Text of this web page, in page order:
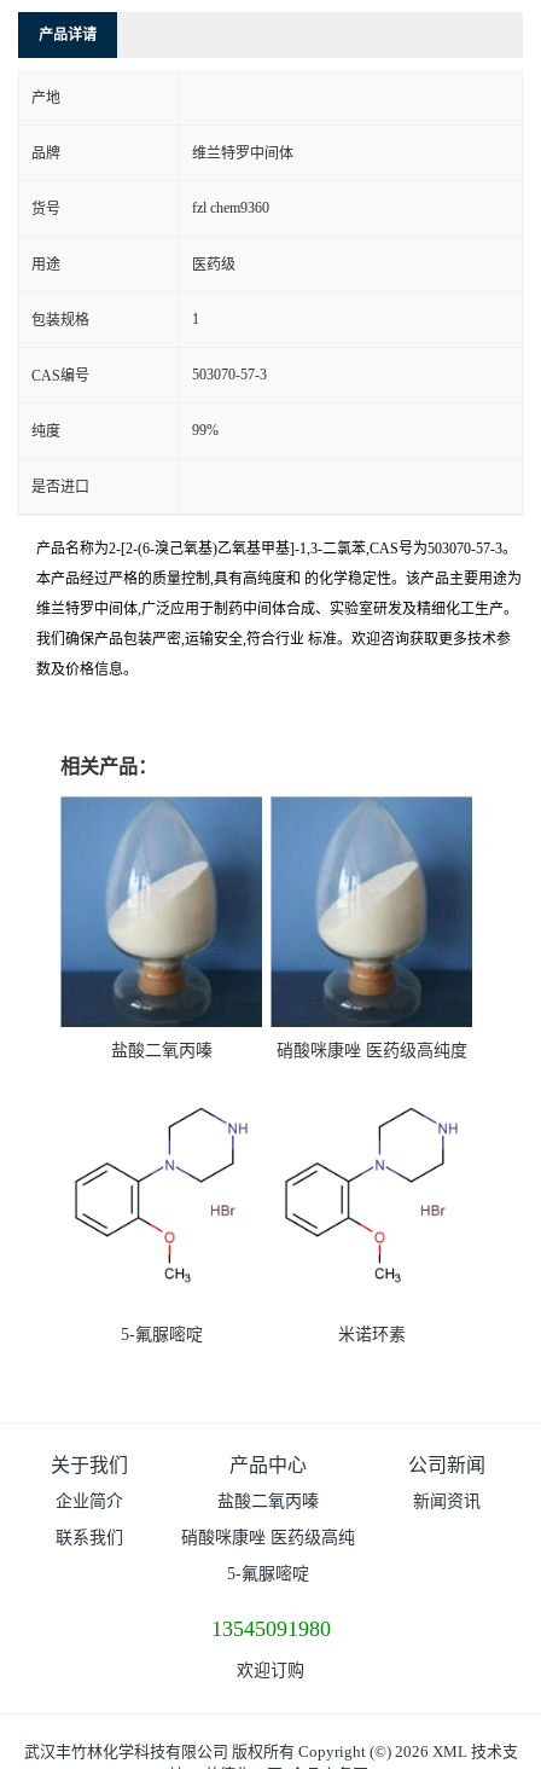
产品详请
产地
品牌 维兰特罗中间体
货号 fzl chem9360
用途 医药级
包装规格 1
CAS编号 503070-57-3
纯度 99%
是否进口
产品名称为2-[2-(6-溴己氧基)乙氧基甲基]-1,3-二氯苯,CAS号为503070-57-3。
本产品经过严格的质量控制,具有高纯度和 的化学稳定性。该产品主要用途为
维兰特罗中间体,广泛应用于制药中间体合成、实验室研发及精细化工生产。
我们确保产品包装严密,运输安全,符合行业 标准。欢迎咨询获取更多技术参
数及价格信息。
相关产品：
盐酸二氧丙嗪
硝酸咪康唑 医药级高纯度
5-氟脲嘧啶 米诺环素
关于我们
企业简介
联系我们
产品中心
盐酸二氧丙嗪
硝酸咪康唑 医药级高纯
度99%原粉
5-氟脲嘧啶
公司新闻
新闻资讯
13545091980
欢迎订购
武汉丰竹林化学科技有限公司 版权所有 Copyright (©) 2026 XML技术支